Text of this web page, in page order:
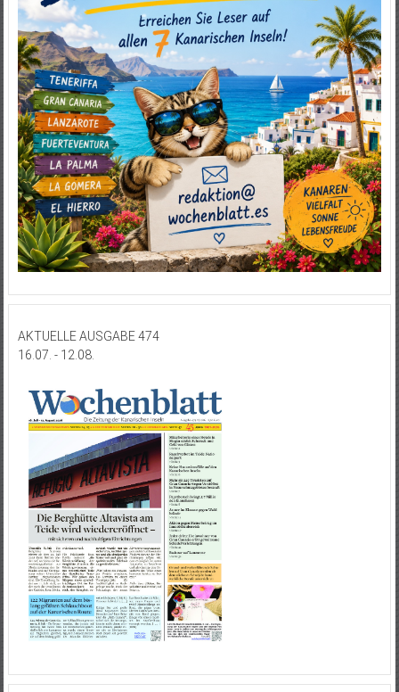
AKTUELLE AUSGABE 474
16.07. - 12.08.